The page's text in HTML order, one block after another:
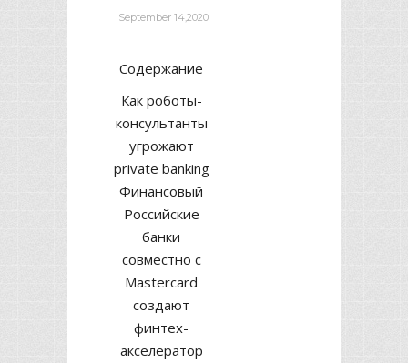
September 14,2020
Содержание
Как роботы-
консультанты
угрожают
private banking
Финансовый
Российские
банки
совместно с
Mastercard
создают
финтех-
акселератор